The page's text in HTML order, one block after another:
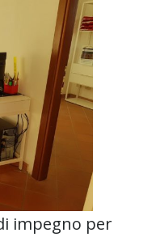
impegno per